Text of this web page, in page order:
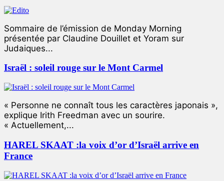
Sommaire de l’émission de Monday Morning
présentée par Claudine Douillet et Yoram sur
Judaiques...
Israël : soleil rouge sur le Mont Carmel
« Personne ne connaît tous les caractères japonais »,
explique Irith Freedman avec un sourire.
« Actuellement,...
HAREL SKAAT :la voix d’or d’Israël arrive en
France